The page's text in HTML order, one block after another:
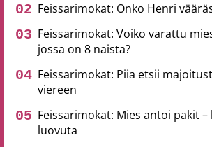
Feissarimokat: Onko Henri
Feissarimokat: Voiko varattu
jossa on 8 naista?
Feissarimokat: Piia etsii
viereen
Feissarimokat: Mies antoi pakit
luovuta